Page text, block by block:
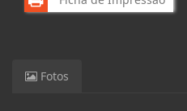
Fotos